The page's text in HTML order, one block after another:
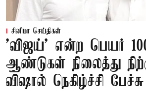
சினிமா செய்திகள்
'விஜய்' என்ற பெயர்
ஆண்டுகள் நிலைத்து
விஷால் நெகிழ்ச்சி பேச்சு